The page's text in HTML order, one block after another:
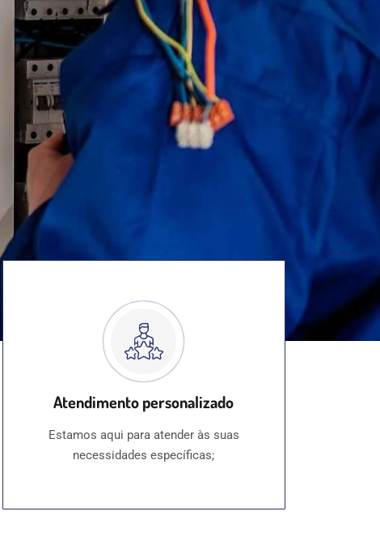
Atendimento personalizado
Estamos aqui para atender às suas
necessidades específicas;